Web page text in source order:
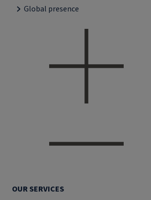
Global presence
OUR SERVICES